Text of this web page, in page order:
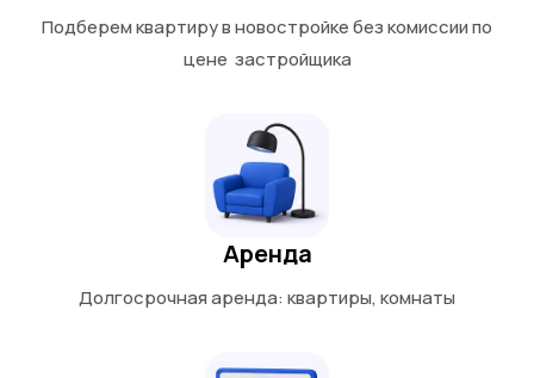
Подберем квартиру в новостройке без комиссии по
цене застройщика
Аренда
Долгосрочная аренда: квартиры, комнаты